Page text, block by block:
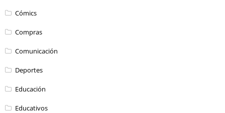
Cómics
Compras
Comunicación
Deportes
Educación
Educativos